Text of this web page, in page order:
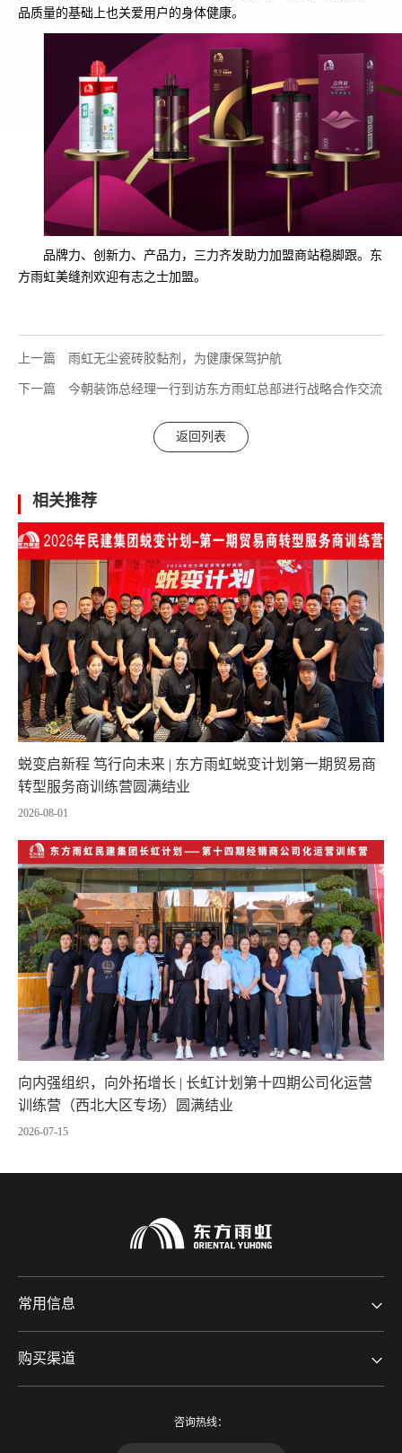
品质量的基础上也关爱用户的身体健康。
品牌力、创新力、产品力，三力齐发助力加盟商站稳脚跟。东
方雨虹美缝剂欢迎有志之士加盟。
上一篇 雨虹无尘瓷砖胶黏剂，为健康保驾护航
下一篇 今朝装饰总经理一行到访东方雨虹总部进行战略合作交流
返回列表
相关推荐
蜕变启新程 笃行向未来 | 东方雨虹蜕变计划第一期贸易商
转型服务商训练营圆满结业
2026-08-01
向内强组织，向外拓增长 | 长虹计划第十四期公司化运营
训练营（西北大区专场）圆满结业
2026-07-15
常用信息
购买渠道
咨询热线：